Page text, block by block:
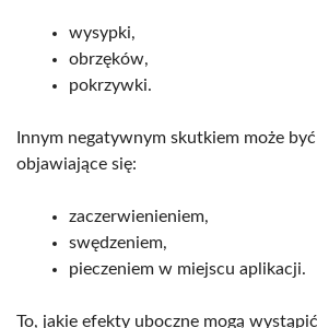
wysypki,
obrzęków,
pokrzywki.
Innym negatywnym skutkiem może być
objawiające się:
zaczerwienieniem,
swędzeniem,
pieczeniem w miejscu aplikacji.
To, jakie efekty uboczne mogą